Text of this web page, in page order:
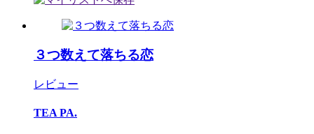
３つ数えて落ちる恋
レビュー
TEA PA.